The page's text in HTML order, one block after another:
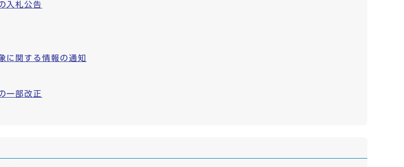
入札公告
に関する情報の通知
一部改正